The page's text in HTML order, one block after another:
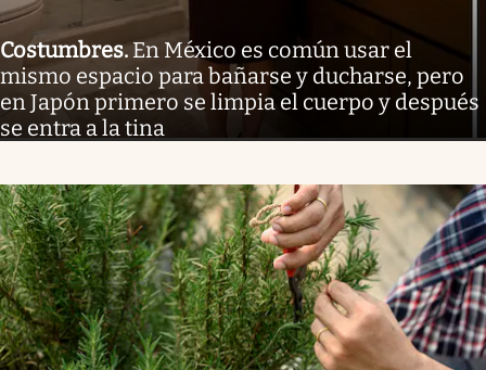
Costumbres.En México es común usar el
mismo espacio para bañarse y ducharse, pero
en Japón primero se limpia el cuerpo y después
se entra a la tina